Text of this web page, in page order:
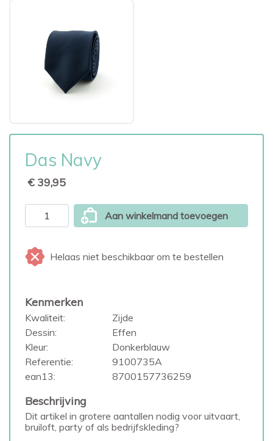
Das Navy
€ 39,95
Aan winkelmand toevoegen
Helaas niet beschikbaar om te bestellen
Kenmerken
Kwaliteit:
Zijde
Dessin:
Effen
Kleur:
Donkerblauw
Referentie:
9100735A
ean13:
8700157736259
Beschrijving
Dit artikel in grotere aantallen nodig voor uitvaart,
bruiloft, party of als bedrijfskleding?